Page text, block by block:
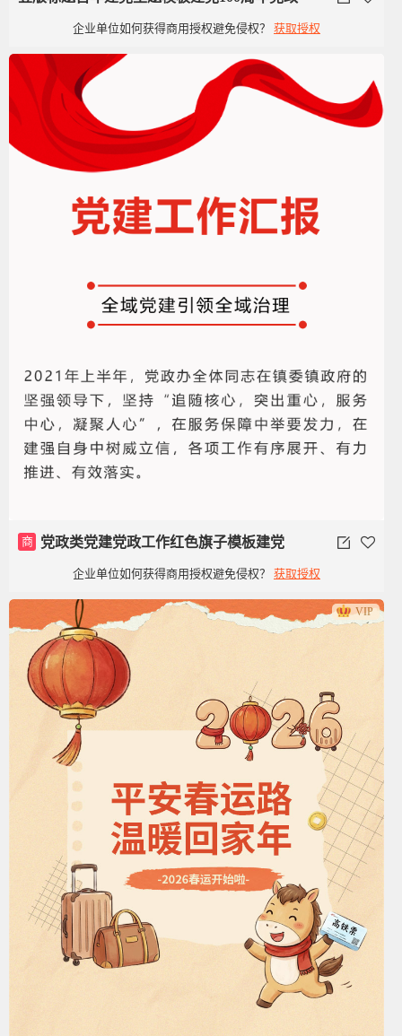
企业单位如何获得商用授权避免侵权？ 获取授权
商 党政类党建党政工作红色旗子模板建党
企业单位如何获得商用授权避免侵权？ 获取授权
VIP